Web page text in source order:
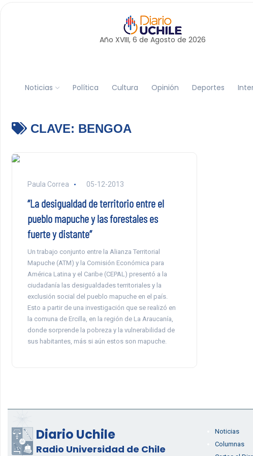
Año XVIII, 6 de Agosto de 2026
Noticias Política Cultura Opinión Deportes
CLAVE: BENGOA
Paula Correa 05-12-2013
“La desigualdad de territorio entre el
pueblo mapuche y las forestales es
fuerte y distante”
Un trabajo conjunto entre la Alianza Territorial
Mapuche (ATM) y la Comisión Económica para
América Latina y el Caribe (CEPAL) presentó a la
ciudadanía las desigualdades territoriales y la
exclusión social del pueblo mapuche en el país.
Esto a partir de una investigación que se realizó en
la comuna de Ercilla, en la región de La Araucanía,
donde sorprende la pobreza y la vulnerabilidad de
sus habitantes, más si aún estos son mapuche.
Diario Uchile
Radio Universidad de Chile
Noticias
Columnas